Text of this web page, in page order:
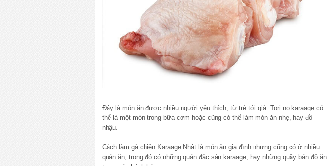
Đây là món ăn được nhiều người yêu thích, từ trẻ tới già. Tori no karaage có
thể là một món trong bữa cơm hoặc cũng có thể làm món ăn nhẹ, hay đồ
nhậu.
Cách làm gà chiên Karaage Nhật là món ăn gia đình nhưng cũng có ở nhiều
quán ăn, trong đó có những quán đặc sản karaage, hay những quầy bán đồ ăn